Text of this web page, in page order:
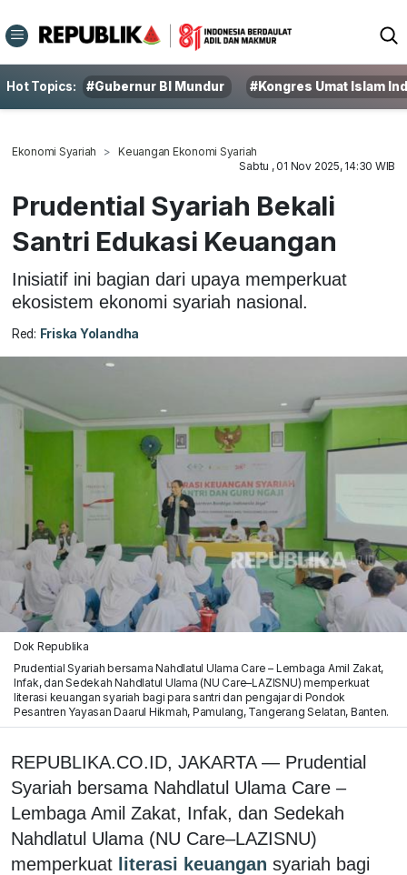
Hot Topics: #Gubernur BI Mundur #Kongres Umat Islam
Ekonomi Syariah
Keuangan Ekonomi Syariah
Sabtu , 01 Nov 2025, 14:30 WIB
Prudential Syariah Bekali
Santri Edukasi Keuangan
Inisiatif ini bagian dari upaya memperkuat
ekosistem ekonomi syariah nasional.
Red: Friska Yolandha
Dok Republika
Prudential Syariah bersama Nahdlatul Ulama Care – Lembaga Amil Zakat,
Infak, dan Sedekah Nahdlatul Ulama (NU Care–LAZISNU) memperkuat
literasi keuangan syariah bagi para santri dan pengajar di Pondok
Pesantren Yayasan Daarul Hikmah, Pamulang, Tangerang Selatan, Banten.
REPUBLIKA.CO.ID, JAKARTA — Prudential
Syariah bersama Nahdlatul Ulama Care –
Lembaga Amil Zakat, Infak, dan Sedekah
Nahdlatul Ulama (NU Care–LAZISNU)
memperkuat literasi keuangan syariah bagi